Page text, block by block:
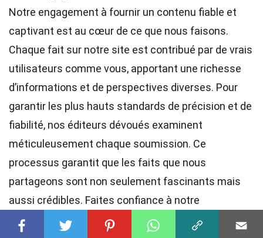
Notre engagement à fournir un contenu fiable et
captivant est au cœur de ce que nous faisons.
Chaque fait sur notre site est contribué par de vrais
utilisateurs comme vous, apportant une richesse
d’informations et de perspectives diverses. Pour
garantir les plus hauts standards de précision et de
fiabilité, nos éditeurs dévoués examinent
méticuleusement chaque soumission. Ce
processus garantit que les faits que nous
partageons sont non seulement fascinants mais
aussi crédibles. Faites confiance à notre
engagement envers la qualité et l’authenticité en